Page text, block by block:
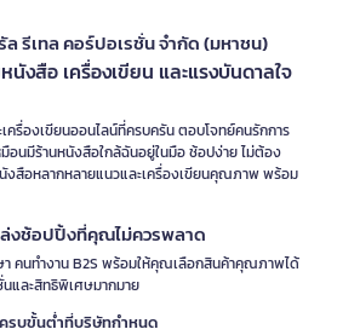
ล รีเทล คอร์ปอเรชั่น จำกัด (มหาชน)
นังสือ เครื่องเขียน และแรงบันดาลใจ
ครื่องเขียนออนไลน์ที่ครบครัน ตอบโจทย์คนรักการ
อนมีร้านหนังสือใกล้ฉันอยู่ในมือ ช้อปง่าย ไม่ต้อง
งสือหลากหลายแนวและเครื่องเขียนคุณภาพ พร้อม
ล่งช้อปปิ้งที่คุณไม่ควรพลาด
า คนทำงาน B2S พร้อมให้คุณเลือกสินค้าคุณภาพได้
และสิทธิพิเศษมากมาย
รบขั้นต่ำที่บริษัทกำหนด